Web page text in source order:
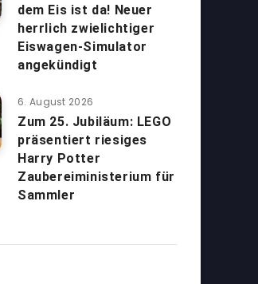
dem Eis ist da! Neuer
herrlich zwielichtiger
Eiswagen-Simulator
angekündigt
6. August 2026
Zum 25. Jubiläum: LEGO
präsentiert riesiges
Harry Potter
Zaubereiministerium für
Sammler